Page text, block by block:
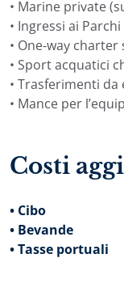
• Marine private
• Ingressi ai
• One-way
• Sport acquatici
• Trasferimenti da
• Mance per
Costi
• Cibo
• Bevande
• Tasse portuali